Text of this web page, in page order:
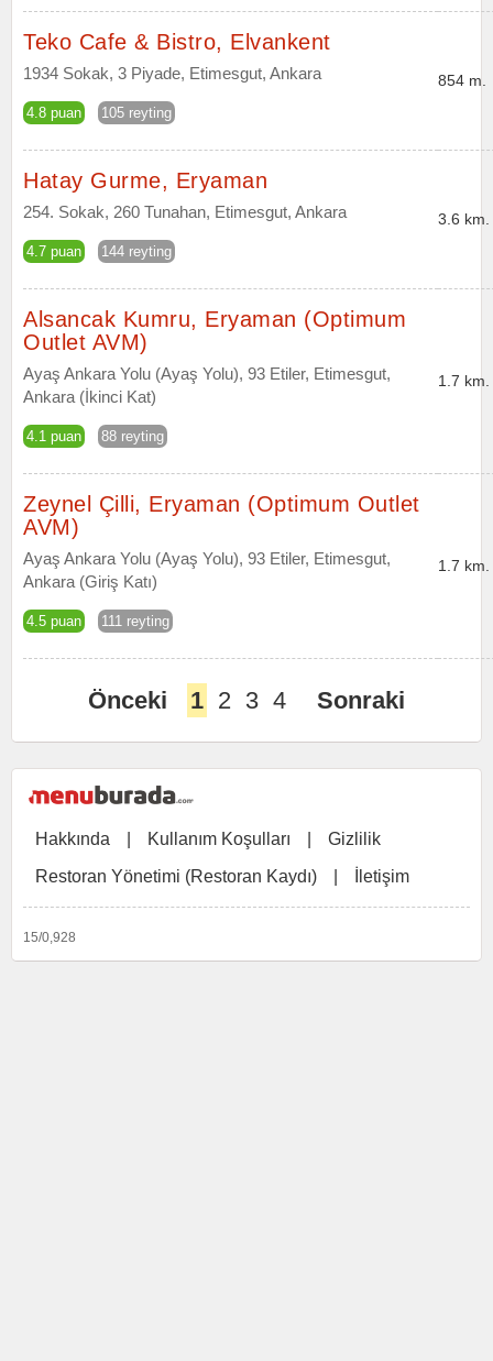
Teko Cafe & Bistro, Elvankent
1934 Sokak, 3 Piyade, Etimesgut, Ankara
4.8 puan 105 reyting
854 m.
Hatay Gurme, Eryaman
254. Sokak, 260 Tunahan, Etimesgut, Ankara
4.7 puan 144 reyting
3.6 km.
Alsancak Kumru, Eryaman (Optimum
Outlet AVM)
Ayaş Ankara Yolu (Ayaş Yolu), 93 Etiler, Etimesgut,
Ankara (İkinci Kat)
4.1 puan 88 reyting
1.7 km.
Zeynel Çilli, Eryaman (Optimum Outlet
AVM)
Ayaş Ankara Yolu (Ayaş Yolu), 93 Etiler, Etimesgut,
Ankara (Giriş Katı)
4.5 puan 111 reyting
1.7 km.
Önceki 1 2 3 4 Sonraki
Hakkında Kullanım Koşulları
Gizlilik
Restoran Yönetimi (Restoran Kaydı)
İletişim
15/0,928